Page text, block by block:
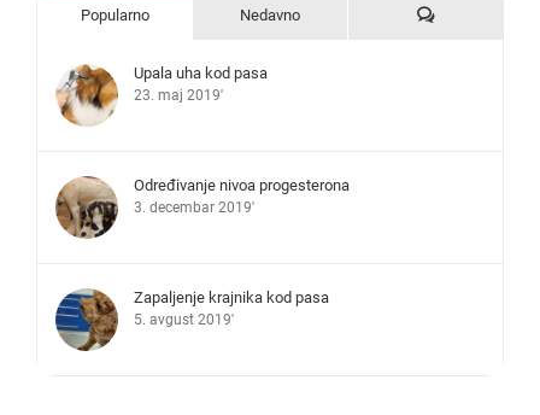
Popularno Nedavno Komentari
Upala uha kod pasa
23. maj 2019'
Određivanje nivoa progesterona
3. decembar 2019'
Zapaljenje krajnika kod pasa
5. avgust 2019'